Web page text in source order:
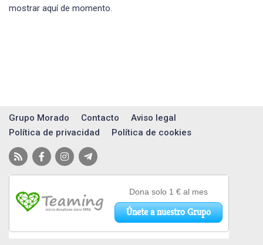
mostrar aquí de momento.
Grupo Morado Contacto
Aviso legal
Política de privacidad
Política de cookies